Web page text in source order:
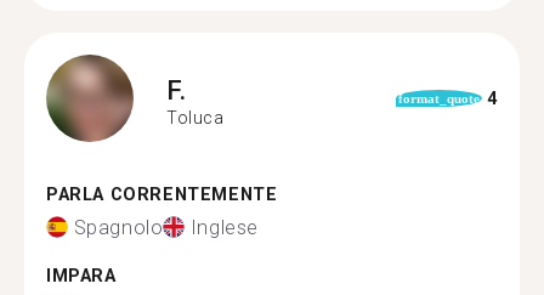
F.
Toluca
format_quote 4
PARLA CORRENTEMENTE
Spagnolo Inglese
IMPARA